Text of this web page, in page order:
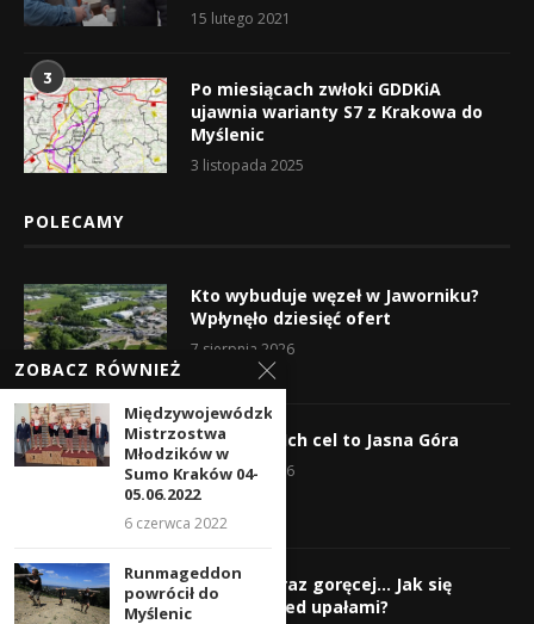
15 lutego 2021
3
Po miesiącach zwłoki GDDKiA
ujawnia warianty S7 z Krakowa do
Myślenic
3 listopada 2025
POLECAMY
Kto wybuduje węzeł w Jaworniku?
Wpłynęło dziesięć ofert
7 sierpnia 2026
Wyruszyli! Ich cel to Jasna Góra
5 sierpnia 2026
Gorąco, coraz goręcej… Jak się
chronić przed upałami?
ZOBACZ RÓWNIEŻ
Międzywojewódzkie
Mistrzostwa
Młodzików w
Sumo Kraków 04-
05.06.2022
6 czerwca 2022
Runmageddon
powrócił do
Myślenic